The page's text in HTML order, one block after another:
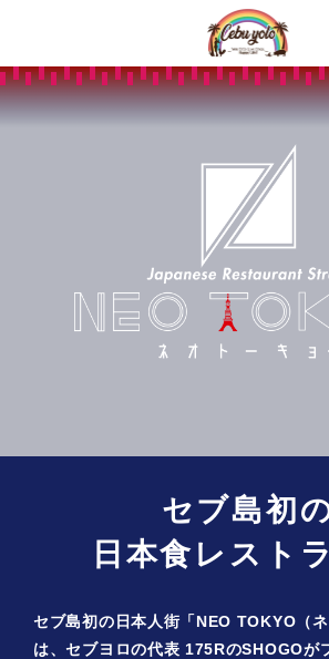
セブ島初
日本食レスト
セブ島初の日本人街「NEO TOKYO（ネ
は、セブヨロの代表 175RのSHOGOが